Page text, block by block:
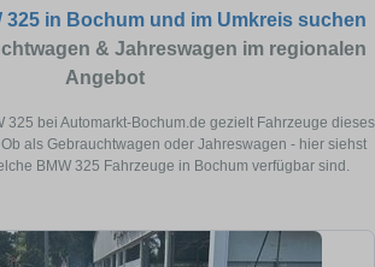
325 in Bochum und im Umkreis suchen
& Jahreswagen im regionalen
Angebot
325 bei Automarkt-Bochum.de gezielt Fahrzeuge dieses
als Gebrauchtwagen oder Jahreswagen - hier siehst
BMW 325 Fahrzeuge in Bochum verfügbar sind.